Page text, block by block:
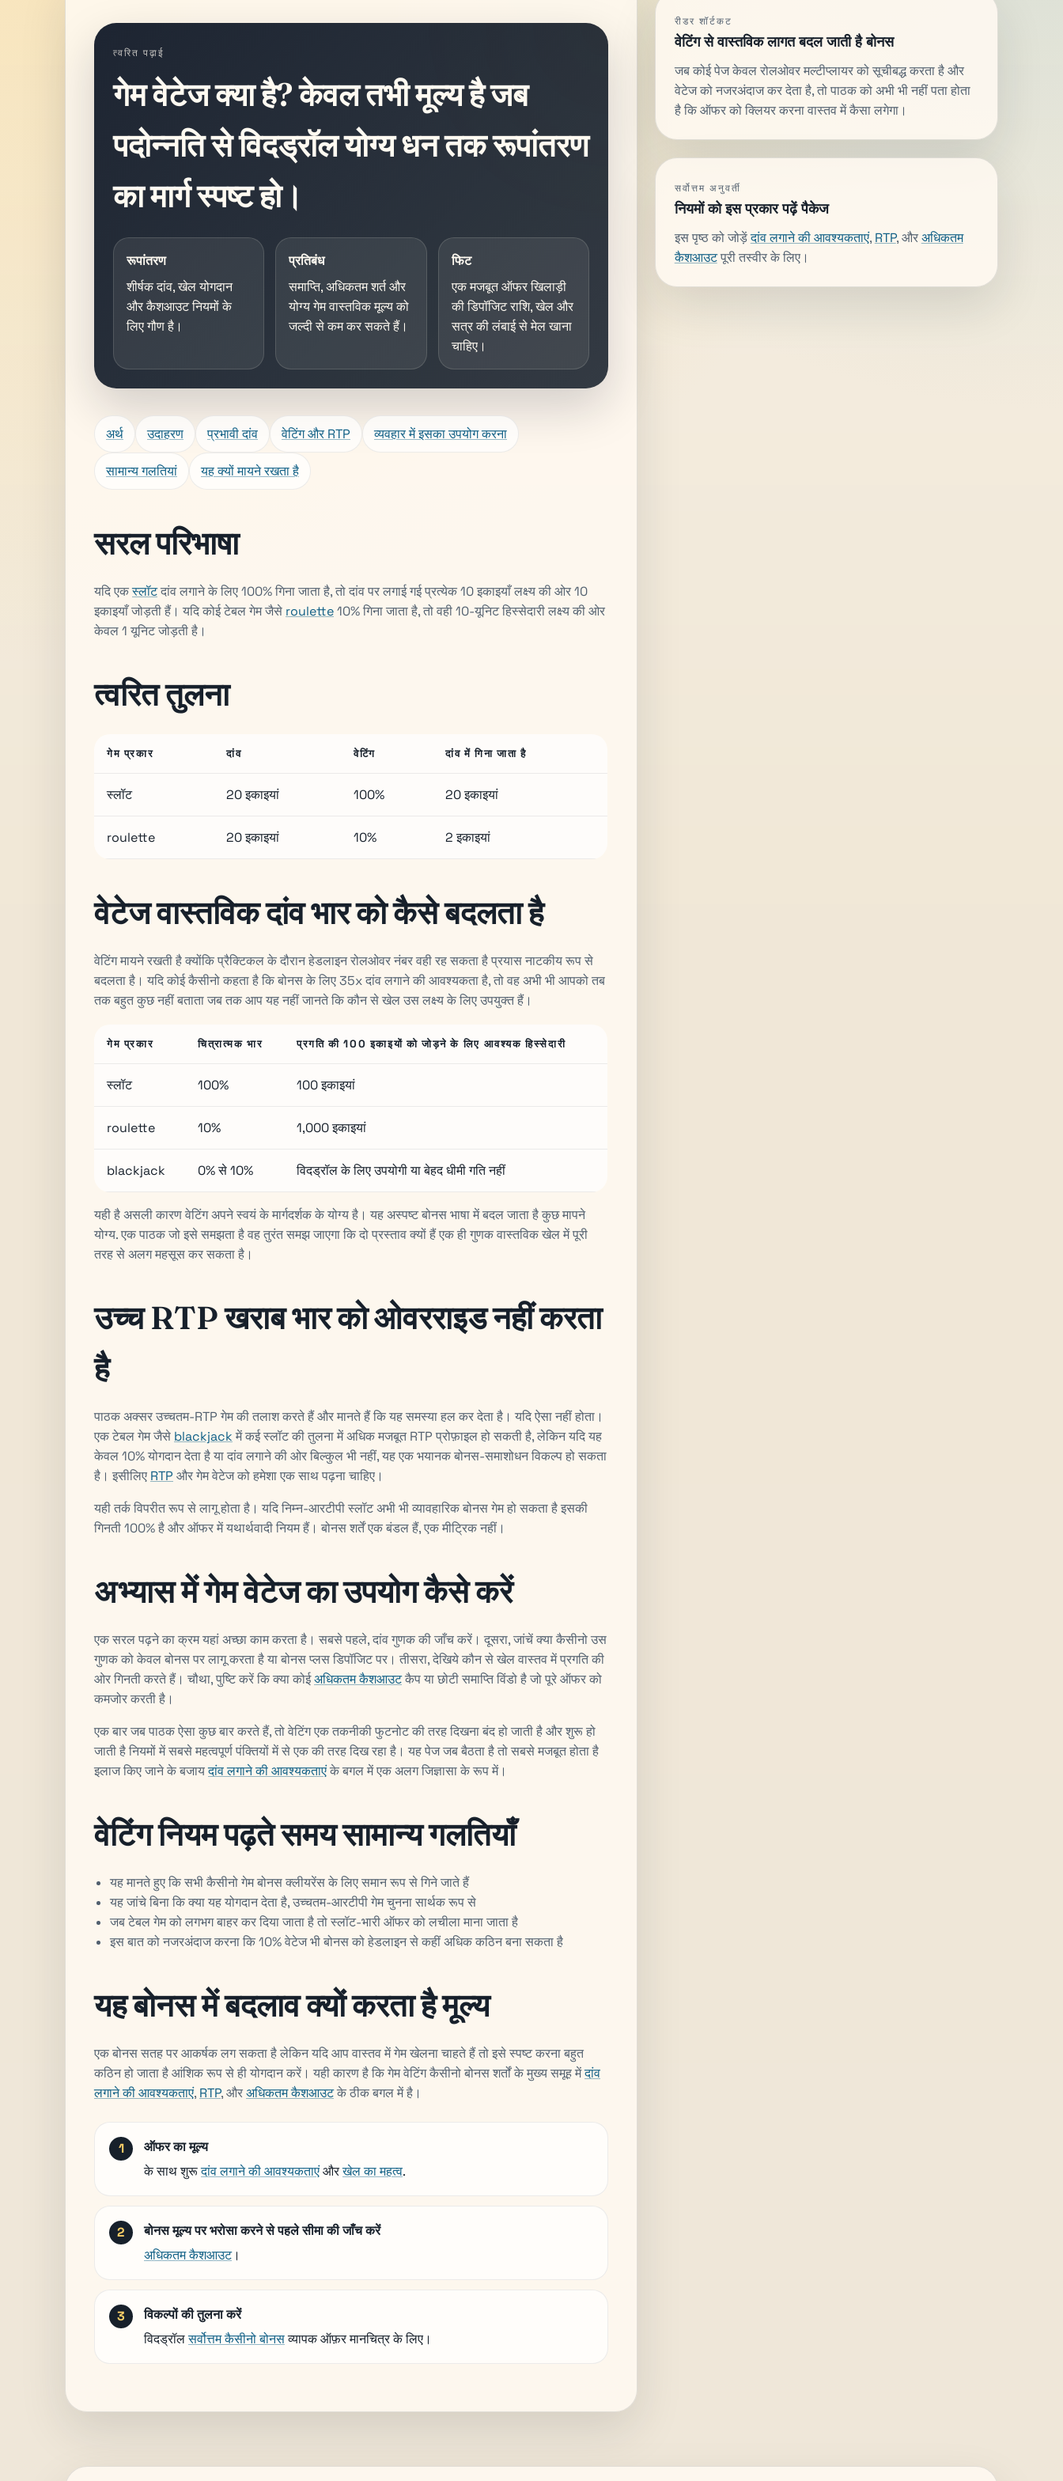
त्वरित पढ़ाई
गेम वेटेज क्या है? केवल तभी मूल्य है जब
पदोन्नति से विदड्रॉल योग्य धन तक रूपांतरण
का मार्ग स्पष्ट हो।
रूपांतरण
शीर्षक दांव, खेल योगदान
और कैशआउट नियमों के
लिए गौण है।
प्रतिबंध
समाप्ति, अधिकतम शर्त और
योग्य गेम वास्तविक मूल्य को
जल्दी से कम कर सकते हैं।
फिट
एक मजबूत ऑफर खिलाड़ी
की डिपॉजिट राशि, खेल और
सत्र की लंबाई से मेल खाना
चाहिए।
अर्थ उदाहरण प्रभावी दांव वेटिंग और RTP व्यवहार में इसका उपयोग करना
सामान्य गलतियां यह क्यों मायने रखता है
सरल परिभाषा
यदि एकस्लॉटदांव लगाने के लिए 100% गिना जाता है, तो दांव पर लगाई गई प्रत्येक 10 इकाइयाँ लक्ष्य की ओर 10
इकाइयाँ जोड़ती हैं। यदि कोई टेबल गेम जैसे roulette10% गिना जाता है, तो वही 10-यूनिट हिस्सेदारी लक्ष्य की ओर
केवल 1 यूनिट जोड़ती है।
त्वरित तुलना
गेम प्रकार दांव वेटिंग दांव में गिना जाता है
स्लॉट 20 इकाइयां 100% 20 इकाइयां
roulette 20 इकाइयां 10% 2 इकाइयां
वेटेज वास्तविक दांव भार को कैसे बदलता है
वेटिंग मायने रखती है क्योंकि प्रैक्टिकल के दौरान हेडलाइन रोलओवर नंबर वही रह सकता है प्रयास नाटकीय रूप से
बदलता है। यदि कोई कैसीनो कहता है कि बोनस के लिए 35x दांव लगाने की आवश्यकता है, तो वह अभी भी आपको तब
तक बहुत कुछ नहीं बताता जब तक आप यह नहीं जानते कि कौन से खेल उस लक्ष्य के लिए उपयुक्त हैं।
गेम प्रकार चित्रात्मक भार प्रगति की 100 इकाइयों को जोड़ने के लिए आवश्यक हिस्सेदारी
स्लॉट 100% 100 इकाइयां
roulette 10% 1,000 इकाइयां
blackjack 0% से 10% विदड्रॉल के लिए उपयोगी या बेहद धीमी गति नहीं
यही है असली कारण वेटिंग अपने स्वयं के मार्गदर्शक के योग्य है। यह अस्पष्ट बोनस भाषा में बदल जाता है कुछ मापने
योग्य. एक पाठक जो इसे समझता है वह तुरंत समझ जाएगा कि दो प्रस्ताव क्यों हैं एक ही गुणक वास्तविक खेल में पूरी
तरह से अलग महसूस कर सकता है।
उच्च RTP खराब भार को ओवरराइड नहीं करता
है
पाठक अक्सर उच्चतम-RTP गेम की तलाश करते हैं और मानते हैं कि यह समस्या हल कर देता है। यदि ऐसा नहीं होता।
एक टेबल गेम जैसे blackjack में कई स्लॉट की तुलना में अधिक मजबूत RTP प्रोफ़ाइल हो सकती है, लेकिन यदि यह
केवल 10% योगदान देता है या दांव लगाने की ओर बिल्कुल भी नहीं, यह एक भयानक बोनस-समाशोधन विकल्प हो सकता
है। इसीलिए RTP और गेम वेटेज को हमेशा एक साथ पढ़ना चाहिए।
यही तर्क विपरीत रूप से लागू होता है। यदि निम्न-आरटीपी स्लॉट अभी भी व्यावहारिक बोनस गेम हो सकता है इसकी
गिनती 100% है और ऑफर में यथार्थवादी नियम हैं। बोनस शर्तें एक बंडल हैं, एक मीट्रिक नहीं।
अभ्यास में गेम वेटेज का उपयोग कैसे करें
एक सरल पढ़ने का क्रम यहां अच्छा काम करता है। सबसे पहले, दांव गुणक की जाँच करें। दूसरा, जांचें क्या कैसीनो उस
गुणक को केवल बोनस पर लागू करता है या बोनस प्लस डिपॉजिट पर। तीसरा, देखिये कौन से खेल वास्तव में प्रगति की
ओर गिनती करते हैं। चौथा, पुष्टि करें कि क्या कोईअधिकतम कैशआउटकैप या छोटी समाप्ति विंडो है जो पूरे ऑफर को
कमजोर करती है।
एक बार जब पाठक ऐसा कुछ बार करते हैं, तो वेटिंग एक तकनीकी फुटनोट की तरह दिखना बंद हो जाती है और शुरू हो
जाती है नियमों में सबसे महत्वपूर्ण पंक्तियों में से एक की तरह दिख रहा है। यह पेज जब बैठता है तो सबसे मजबूत होता है
इलाज किए जाने के बजायदांव लगाने की आवश्यकताएंके बगल में एक अलग जिज्ञासा के रूप में।
वेटिंग नियम पढ़ते समय सामान्य गलतियाँ
यह मानते हुए कि सभी कैसीनो गेम बोनस क्लीयरेंस के लिए समान रूप से गिने जाते हैं
यह जांचे बिना कि क्या यह योगदान देता है, उच्चतम-आरटीपी गेम चुनना सार्थक रूप से
जब टेबल गेम को लगभग बाहर कर दिया जाता है तो स्लॉट-भारी ऑफर को लचीला माना जाता है
इस बात को नजरअंदाज करना कि 10% वेटेज भी बोनस को हेडलाइन से कहीं अधिक कठिन बना सकता है
यह बोनस में बदलाव क्यों करता है मूल्य
एक बोनस सतह पर आकर्षक लग सकता है लेकिन यदि आप वास्तव में गेम खेलना चाहते हैं तो इसे स्पष्ट करना बहुत
कठिन हो जाता है आंशिक रूप से ही योगदान करें। यही कारण है कि गेम वेटिंग कैसीनो बोनस शर्तों के मुख्य समूह मेंदांव
लगाने की आवश्यकताएं, RTP, औरअधिकतम कैशआउटके ठीक बगल में है।
ऑफर का मूल्य
के साथ शुरूदांव लगाने की आवश्यकताएंऔरखेल का महत्व.
बोनस मूल्य पर भरोसा करने से पहले सीमा की जाँच करें
अधिकतम कैशआउट।
विकल्पों की तुलना करें
विदड्रॉलसर्वोत्तम कैसीनो बोनसव्यापक ऑफ़र मानचित्र के लिए।
रीडर शॉर्टकट
वेटिंग से वास्तविक लागत बदल जाती है बोनस
जब कोई पेज केवल रोलओवर मल्टीप्लायर को सूचीबद्ध करता है और
वेटेज को नजरअंदाज कर देता है, तो पाठक को अभी भी नहीं पता होता
है कि ऑफर को क्लियर करना वास्तव में कैसा लगेगा।
सर्वोत्तम अनुवर्ती
नियमों को इस प्रकार पढ़ें पैकेज
इस पृष्ठ को जोड़ेंदांव लगाने की आवश्यकताएं, RTP, औरअधिकतम
कैशआउटपूरी तस्वीर के लिए।